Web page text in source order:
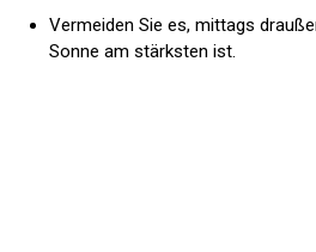
Vermeiden Sie es, mittags
Sonne am stärksten ist.